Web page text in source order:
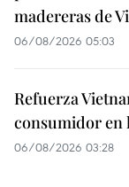
madereras de
06/08/2026 05:03
Refuerza
consumidor en
06/08/2026 03:28